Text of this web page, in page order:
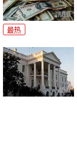
最热